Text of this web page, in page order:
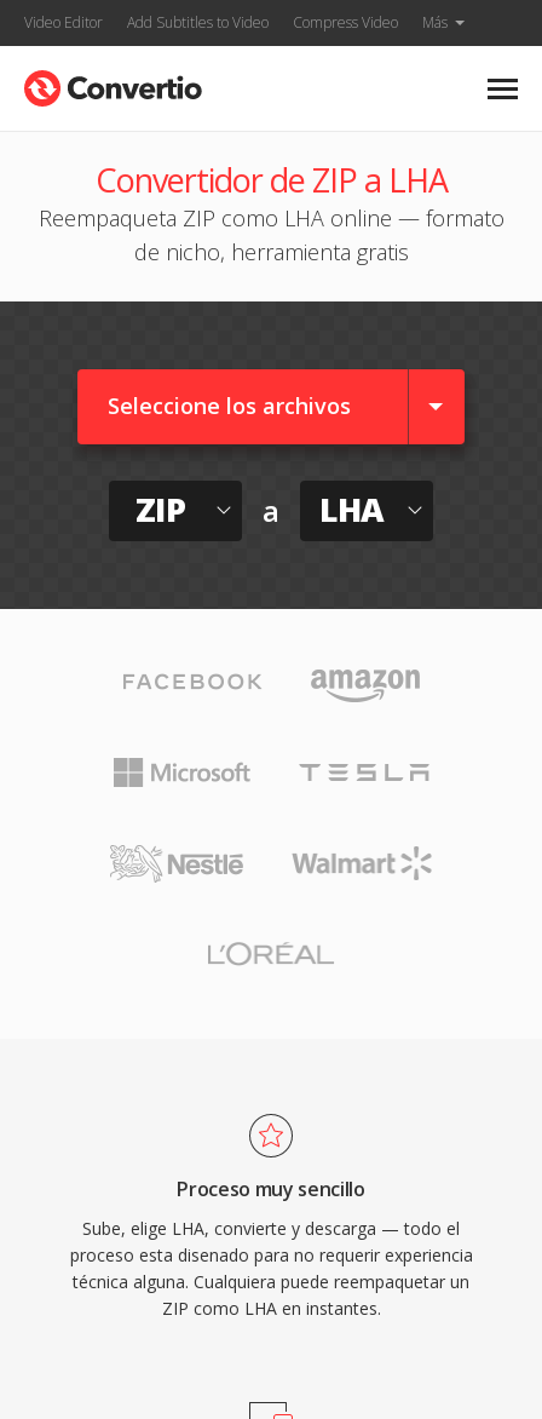
Video Editor Add Subtitles to Video Compress Video Más
Convertidor de ZIP a LHA
Reempaqueta ZIP como LHA online — formato
de nicho, herramienta gratis
Seleccione los archivos
ZIP a LHA
Proceso muy sencillo
Sube, elige LHA, convierte y descarga — todo el
proceso esta disenado para no requerir experiencia
técnica alguna. Cualquiera puede reempaquetar un
ZIP como LHA en instantes.